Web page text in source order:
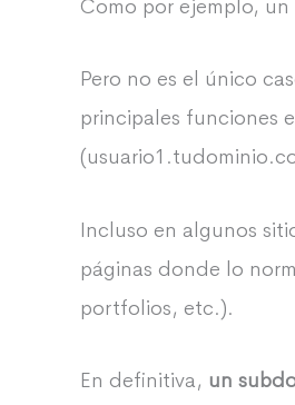
Como por ejemplo,
Pero no es el único
principales funciones
Incluso en algunos
páginas donde lo
portfolios, etc.).
En definitiva, un